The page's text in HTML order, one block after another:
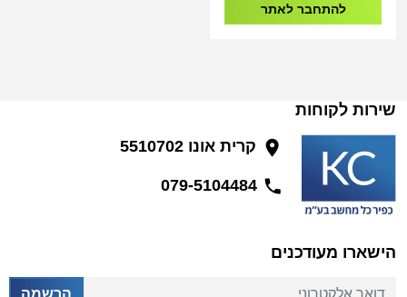
להתחבר לאתר
שירות לקוחות
קרית אונו 5510702
הישארו מעודכנים
דואר אלקטרוני הרשמה